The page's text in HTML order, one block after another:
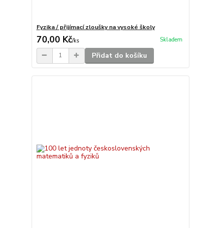
Fyzika / přijímací zloušky na vysoké školy
70,00 Kč/ks Skladem
Přidat do košíku